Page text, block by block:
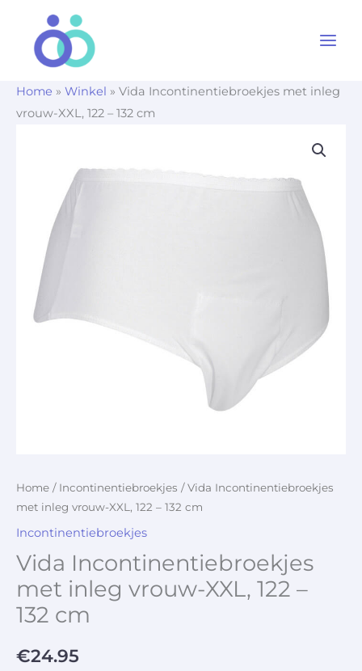
Home » Winkel » Vida Incontinentiebroekjes met inleg
vrouw-XXL, 122 – 132 cm
Home / Incontinentiebroekjes / Vida Incontinentiebroekjes
met inleg vrouw-XXL, 122 – 132 cm
Incontinentiebroekjes
Vida Incontinentiebroekjes
met inleg vrouw-XXL, 122 –
132 cm
€24.95